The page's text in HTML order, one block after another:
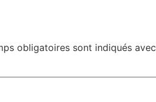
obligatoires sont indiqués avec